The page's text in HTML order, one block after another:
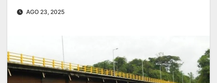
AGO 23, 2025